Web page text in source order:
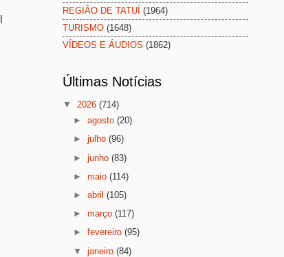
REGIÃO DE TATUÍ (1964)
TURISMO (1648)
VÍDEOS E ÁUDIOS (1862)
Últimas Notícias
▼ 2026 (714)
►agosto(20)
►julho(96)
►junho(83)
►maio(114)
►abril(105)
►março(117)
►fevereiro(95)
▼janeiro(84)